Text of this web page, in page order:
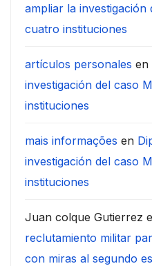
ampliar la investigación
cuatro instituciones
artículos personales en
investigación del caso
instituciones
mais informações en
investigación del caso
instituciones
Juan colque Gutierrez
reclutamiento militar
con miras al segundo